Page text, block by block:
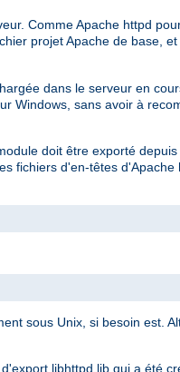
Comme Apache httpd
projet Apache de base,
dans le serveur en
Windows, sans avoir à
doit être exporté depuis
fichiers d'en-têtes d'Apache
sous Unix, si besoin est.
libhttpd.lib qui a été